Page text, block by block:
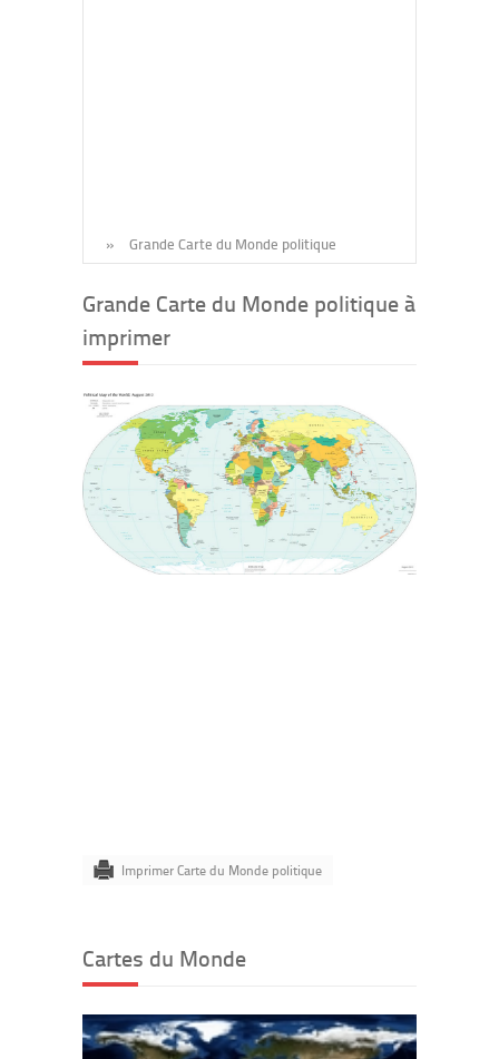
» Grande Carte du Monde politique
Grande Carte du Monde politique à
imprimer
Imprimer Carte du Monde politique
Cartes du Monde